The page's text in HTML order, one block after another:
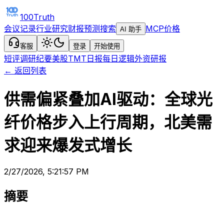
100Truth
会议记录行业研究财报预测搜索 AI 助手 MCP价格
客服 登录 开始使用
短评调研纪要美股TMT日报每日逻辑外资研报
← 返回列表
供需偏紧叠加AI驱动：全球光
纤价格步入上行周期，北美需
求迎来爆发式增长
2/27/2026, 5:21:57 PM
摘要